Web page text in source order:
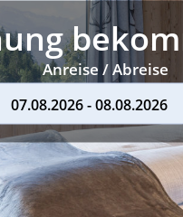
Anreise / Abreise
07.08.2026 - 08.08.2026